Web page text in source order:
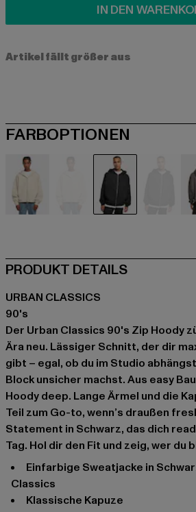
IN DEN
Artikel fällt größer aus
FARBOPTIONEN
PRODUKT DETAILS
URBAN CLASSICS
90's
Der Urban Classics 90's Zip Hoody
Ära neu. Lässiger Schnitt, der dir
gibt – egal, ob du im Studio
Block unsicher machst. Aus easy
Hoody deep. Lange Ärmel und die
Teil zum Go-to, wenn’s draußen
Statement in Schwarz, das dich
Tag. Hol dir den Fit und zeig, wer du
Einfarbige Sweatjacke in Schwarz von Urban
Classics
Klassische Kapuze